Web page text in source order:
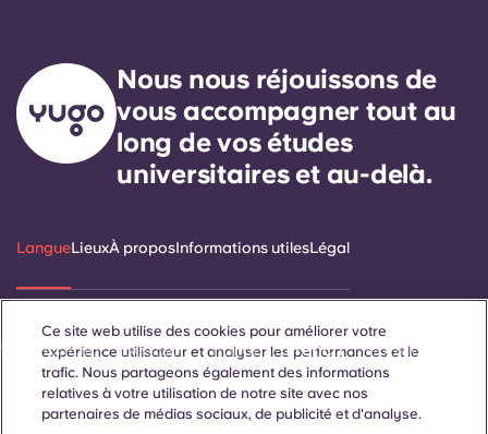
Nous nous réjouissons de
vous accompagner tout au
long de vos études
universitaires et au-delà.
LangueLieuxÀ proposInformations utilesLégal
Català Deutsch Italian French Portuguese
Ce site web utilise des cookies pour améliorer votre
expérience utilisateur et analyser les performances et le
trafic. Nous partageons également des informations
relatives à votre utilisation de notre site avec nos
partenaires de médias sociaux, de publicité et d'analyse.